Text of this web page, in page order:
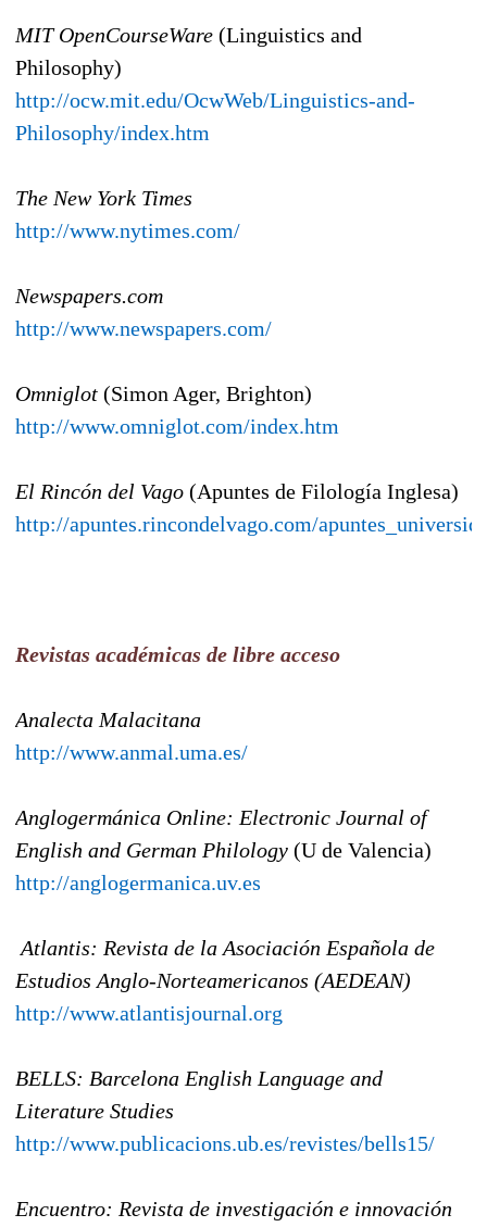
MIT OpenCourseWare (Linguistics and
Philosophy)
http://ocw.mit.edu/OcwWeb/Linguistics-and-
Philosophy/index.htm
The New York Times
http://www.nytimes.com/
Newspapers.com
http://www.newspapers.com/
Omniglot (Simon Ager, Brighton)
http://www.omniglot.com/index.htm
El Rincón del Vago (Apuntes de Filología Inglesa)
http://apuntes.rincondelvago.com/
Revistas académicas de libre acceso
Analecta Malacitana
http://www.anmal.uma.es/
Anglogermánica Online: Electronic Journal of
English and German Philology (U de Valencia)
http://anglogermanica.uv.es
Atlantis: Revista de la Asociación Española de
Estudios Anglo-Norteamericanos (AEDEAN)
http://www.atlantisjournal.org
BELLS: Barcelona English Language and
Literature Studies
http://www.publicacions.ub.es/revistes/bells15/
Encuentro: Revista de investigación e innovación